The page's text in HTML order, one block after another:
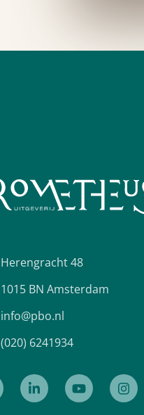
Herengracht 48
1015 BN Amsterdam
info@pbo.nl
(020) 6241934